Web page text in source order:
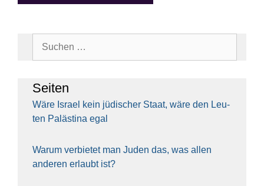
Sei­ten
Wäre Isra­el kein jüdi­scher Staat, wäre den Leu­
ten Paläs­ti­na egal
War­um ver­bie­tet man Juden das, was allen
ande­ren erlaubt ist?